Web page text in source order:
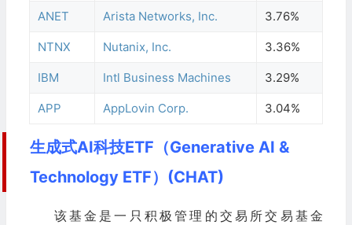
ANET Arista Networks, Inc. 3.76%
NTNX Nutanix, Inc. 3.36%
IBM Intl Business Machines 3.29%
APP AppLovin Corp. 3.04%
生成式AI科技ETF（Generative AI &
Technology ETF）(CHAT)
该基金是一只积极管理的交易所交易基金